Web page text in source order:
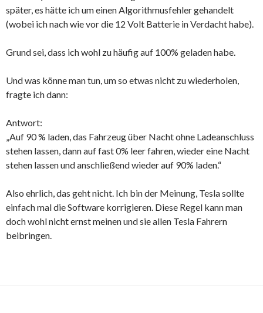
später, es hätte ich um einen Algorithmusfehler gehandelt
(wobei ich nach wie vor die 12 Volt Batterie in Verdacht habe).
Grund sei, dass ich wohl zu häufig auf 100% geladen habe.
Und was könne man tun, um so etwas nicht zu wiederholen,
fragte ich dann:
Antwort:
„Auf 90 % laden, das Fahrzeug über Nacht ohne Ladeanschluss
stehen lassen, dann auf fast 0% leer fahren, wieder eine Nacht
stehen lassen und anschließend wieder auf 90% laden.“
Also ehrlich, das geht nicht. Ich bin der Meinung, Tesla sollte
einfach mal die Software korrigieren. Diese Regel kann man
doch wohl nicht ernst meinen und sie allen Tesla Fahrern
beibringen.